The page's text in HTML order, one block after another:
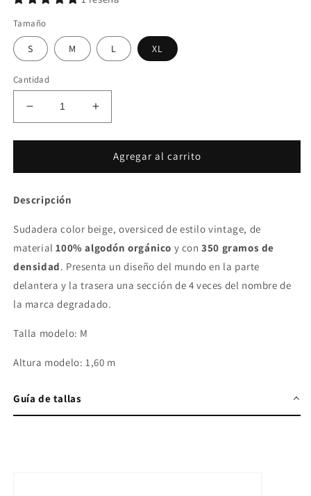
Tamaño
S M L XL
Cantidad
Reducir
cantidad
para
World
Aumentar
cantidad
para
Sudadera
World
Agregar al carrito
Descripción
Sudadera color beige, oversiced de estilo vintage, de
material 100% algodón orgánico y con 350 gramos de
densidad. Presenta un diseño del mundo en la parte
delantera y la trasera una sección de 4 veces del nombre de
la marca degradado.
Talla modelo: M
Altura modelo: 1,60 m
Guía de tallas